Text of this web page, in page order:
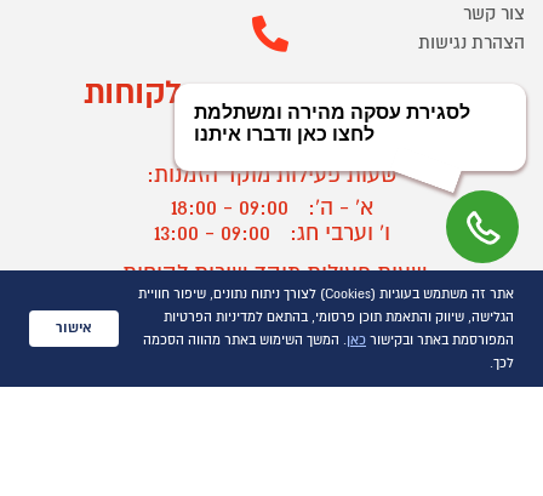
צור קשר
הצהרת נגישות
מוקד הזמנות ושירות לקוחות
03-9545370
שעות פעילות מוקד הזמנות:
א' - ה':
09:00 - 18:00
ו' וערבי חג:
09:00 - 13:00
שעות פעילות מוקד שירות לקוחות:
א' - ד':
09:00 - 16:30
ה :
09:00 - 16:00
חול המועד
?
אתר זה משתמש בעוגיות (Cookies) לצורך ניתוח נתונים, שיפור חוויית
הגלישה, שיווק והתאמת תוכן פרסומי, בהתאם למדיניות הפרטיות
המפורסמת באתר ובקישור כאן. המשך השימוש באתר מהווה הסכמה
לכך.
אישור